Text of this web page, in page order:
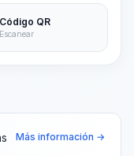
Código QR
Escanear
Más información →